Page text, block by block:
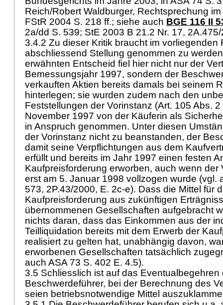
Reich/Robert Waldburger, Rechtsprechung
FStR 2004 S. 218 ff.; siehe auch BGE 116 II
2a/dd S. 539; StE 2003 B 21.2 Nr. 17,
3.4.2 Zu dieser Kritik braucht im vorliegenden
abschliessend Stellung genommen zu
erwähnten Entscheid fiel hier nicht nur der
Bemessungsjahr 1997, sondern der
verkauften Aktien bereits damals bei seinem
hinterlegen; sie wurden zudem nach den
Feststellungen der Vorinstanz (Art. 105 Abs. 2
November 1997 von der Käuferin als
in Anspruch genommen. Unter diesen
der Vorinstanz nicht zu beanstanden, der
damit seine Verpflichtungen aus dem
erfüllt und bereits im Jahr 1997 einen festen
Kaufpreisforderung erworben, auch wenn der
erst am 5. Januar 1998 vollzogen wurde (vgl.
573, 2P.43/2000, E. 2c-e). Dass die Mittel für
Kaufpreisforderung aus zukünftigen
übernommenen Gesellschaften aufgebracht
nichts daran, dass das Einkommen aus der
Teilliquidation bereits mit dem Erwerb der
realisiert zu gelten hat, unabhängig davon,
erworbenen Gesellschaften tatsächlich
auch ASA 73 S. 402 E. 4.5).
3.5 Schliesslich ist auf das Eventualbegehren
Beschwerdeführer, bei der Berechnung des
seien betriebsnotwendige Mittel